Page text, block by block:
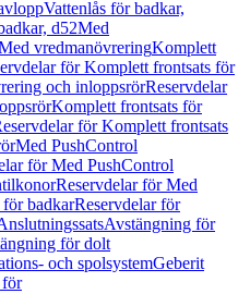
Vattenlås för badkar,
d52Med
vredmanövreringKomplett
för Komplett frontsats för
och inloppsrörReservdelar
Komplett frontsats för
för Komplett frontsats
Med PushControl
för Med PushControl
Reservdelar för Med
badkarReservdelar för
Avstängning för
för dolt
och spolsystemGeberit
för